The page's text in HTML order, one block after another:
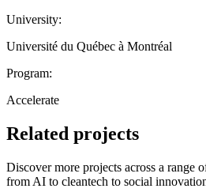
University:
Université du Québec à Montréal
Program:
Accelerate
Related projects
Discover more projects across a range
from AI to cleantech to social